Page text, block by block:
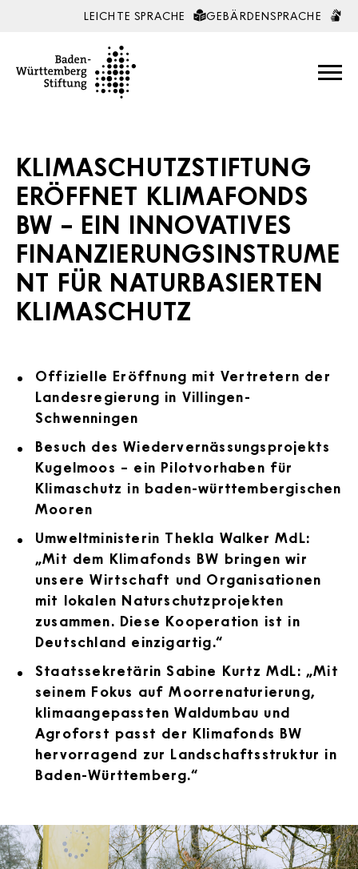
Zum Inhalt springen
LEICHTE SPRACHE GEBÄRDENSPRACHE
KLIMASCHUTZSTIFTUNG
ERÖFFNET KLIMAFONDS
BW – EIN INNOVATIVES
FINANZIERUNGSINSTRUME
NT FÜR NATURBASIERTEN
KLIMASCHUTZ
Offizielle Eröffnung mit Vertretern der
Landesregierung in Villingen-
Schwenningen
Besuch des Wiedervernässungsprojekts
Kugelmoos – ein Pilotvorhaben für
Klimaschutz in baden-württembergischen
Mooren
Umweltministerin Thekla Walker MdL:
„Mit dem Klimafonds BW bringen wir
unsere Wirtschaft und Organisationen
mit lokalen Naturschutzprojekten
zusammen. Diese Kooperation ist in
Deutschland einzigartig.“
Staatssekretärin Sabine Kurtz MdL: „Mit
seinem Fokus auf Moorrenaturierung,
klimaangepassten Waldumbau und
Agroforst passt der Klimafonds BW
hervorragend zur Landschaftsstruktur in
Baden-Württemberg.“